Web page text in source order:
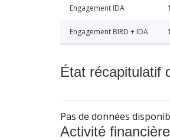
Engagement IDA
Engagement BIRD + IDA
État récapitulatif
Pas de données
Activité